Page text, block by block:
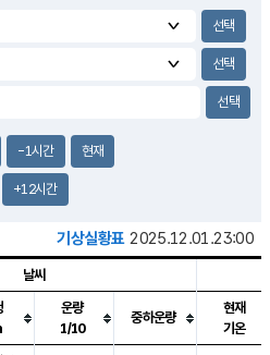
-1시간 현재
+12시간
기상실황표 2025.12.01.23:00
날씨
운량
1/10
중하운량
현재
기온